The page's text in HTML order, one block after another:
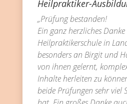
Heilpraktiker-
„Prüfung bestanden!
Ein ganz herzliches
Heilpraktikerschule in
besonders an Birgit und
von ihnen gelernt,
Inhalte herleiten zu
beide Prüfungen sehr viel